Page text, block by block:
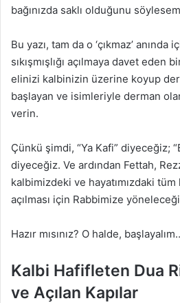
bağınızda saklı olduğunu
Bu yazı, tam da o ‘çıkmaz’ anında
sıkışmışlığı açılmaya davet eden
elinizi kalbinizin üzerine koyup
başlayan ve isimleriyle derman
verin.
Çünkü şimdi, “Ya Kafi” diyeceğiz;
diyeceğiz. Ve ardından Fettah,
kalbimizdeki ve hayatımızdaki tüm
açılması için Rabbimize
Hazır mısınız? O halde,
Kalbi Hafifleten Dua
ve Açılan Kapılar